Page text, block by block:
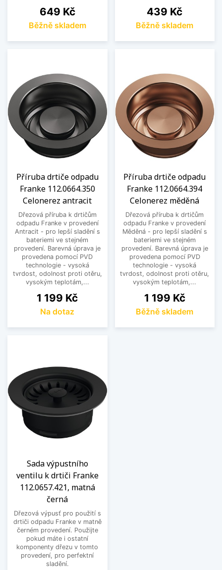
Cena
649 Kč
Běžně skladem
Cena
439 Kč
Běžně skladem
Příruba drtiče odpadu
Franke 112.0664.350
Celonerez antracit
Dřezová příruba k drtičům
odpadu Franke v provedení
Antracit - pro lepší sladění s
bateriemi ve stejném
provedení. Barevná úprava je
provedena pomocí PVD
technologie - vysoká
tvrdost, odolnost proti otěru,
vysokým teplotám,...
Cena
1 199 Kč
Na dotaz
Příruba drtiče odpadu
Franke 112.0664.394
Celonerez měděná
Dřezová příruba k drtičům
odpadu Franke v provedení
Měděná - pro lepší sladění s
bateriemi ve stejném
provedení. Barevná úprava je
provedena pomocí PVD
technologie - vysoká
tvrdost, odolnost proti otěru,
vysokým teplotám,...
Cena
1 199 Kč
Běžně skladem
Sada výpustního
ventilu k drtiči Franke
112.0657.421, matná
černá
Dřezová výpusť pro použití s
drtiči odpadu Franke v matně
černém provedení. Použijte
pokud máte i ostatní
komponenty dřezu v tomto
provedení, pro perfektní
sladění.